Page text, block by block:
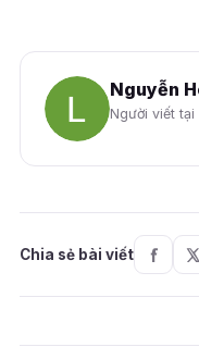
Nguyễn
Người viết tại
Chia sẻ bài viết